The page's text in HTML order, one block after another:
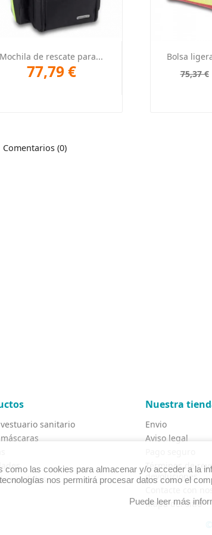
 Vista rápida
Mochila de rescate para...
77,79 €

Bolsa
75,37 €
Comentarios (0)
sanitario
vendidos
Nuestra
Envio
Aviso legal
Términos de
devoluciones
Mapa del sitio
como las cookies para almacenar y/o acceder a la
nos permitirá procesar datos como el
Puede leer más